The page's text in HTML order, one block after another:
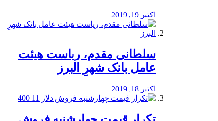
اکتبر 19, 2019
سلطانی مقدم، ریاست هیئت
عامل بانک شهرِ البرز
اکتبر 18, 2019